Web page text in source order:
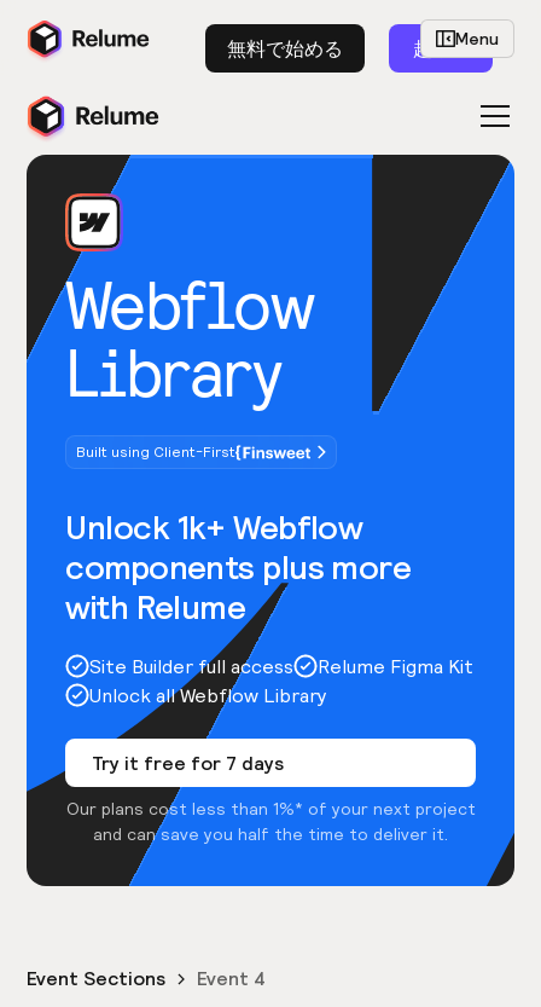
無料で始める 起動
Webflow
Library
Built using Client-First
Unlock 1k+ Webflow
components plus more
with Relume
Site Builder full access
Relume Figma Kit
Unlock all Webflow Library
Try it free for 7 days
Our plans cost less than 1%* of your next project
and can save you half the time to deliver it.
Menu
Event Sections Event 4